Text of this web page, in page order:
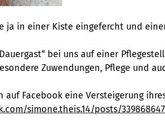
ja in einer Kiste eingefercht und
bei uns auf einer
Zuwendungen, Pflege und
auf Facebook eine Versteigerung
simone.theis.14/posts/